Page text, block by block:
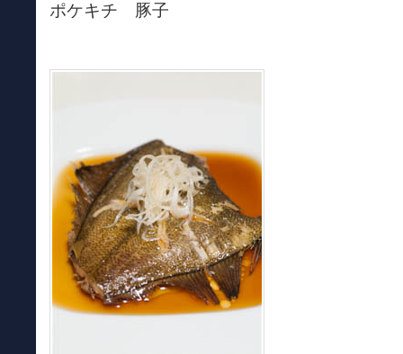
ポケキチ 豚子